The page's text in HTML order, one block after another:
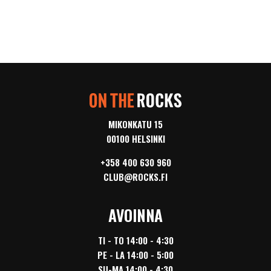
MIKONKATU 15
00100 HELSINKI
+358 400 630 960
CLUB@ROCKS.FI
AVOINNA
TI - TO 14:00 - 4:30
PE - LA 14:00 - 5:00